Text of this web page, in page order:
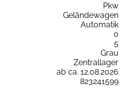
Pkw
Geländewagen
Automatik
0
5
Grau
Zentrallager
ab ca. 12.08.2026
823241599